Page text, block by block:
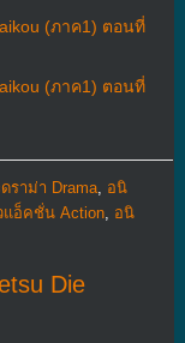
(ภาค1) ตอนที่
(ภาค1) ตอนที่
ราม่า Drama, อนิ
แอ็คชั่น Action, อนิ
Die